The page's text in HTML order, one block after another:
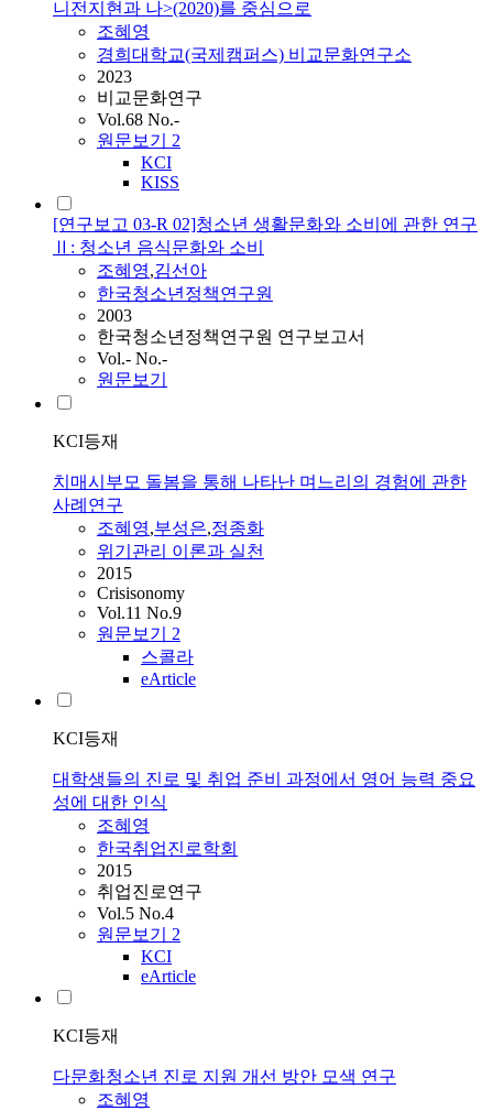
니전지현과 나>(2020)를 중심으로
조혜영
경희대학교(국제캠퍼스) 비교문화연구소
2023
비교문화연구
Vol.68 No.-
원문보기 2
KCI
KISS
[연구보고 03-R 02]청소년 생활문화와 소비에 관한 연구
Ⅱ: 청소년 음식문화와 소비
조혜영,김선아
한국청소년정책연구원
2003
한국청소년정책연구원 연구보고서
Vol.- No.-
원문보기
KCI등재
치매시부모 돌봄을 통해 나타난 며느리의 경험에 관한
사례연구
조혜영,부성은,정종화
위기관리 이론과 실천
2015
Crisisonomy
Vol.11 No.9
원문보기 2
스콜라
eArticle
KCI등재
대학생들의 진로 및 취업 준비 과정에서 영어 능력 중요
성에 대한 인식
조혜영
한국취업진로학회
2015
취업진로연구
Vol.5 No.4
원문보기 2
KCI
eArticle
KCI등재
다문화청소년 진로 지원 개선 방안 모색 연구
조혜영